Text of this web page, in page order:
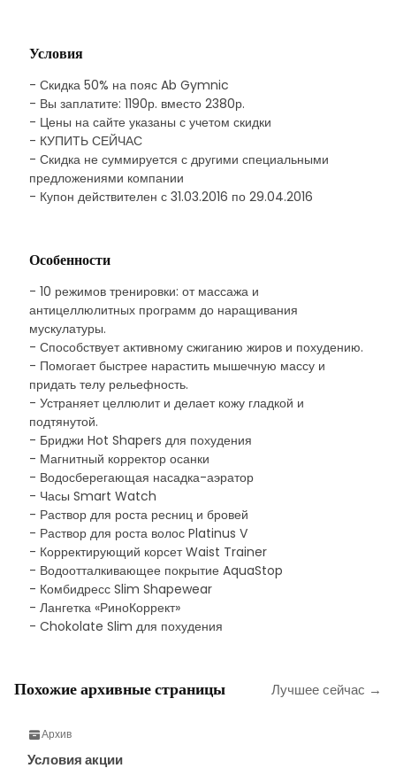
Условия
- Скидка 50% на пояс Ab Gymnic
- Вы заплатите: 1190р. вместо 2380р.
- Цены на сайте указаны с учетом скидки
- КУПИТЬ СЕЙЧАС
- Скидка не суммируется с другими специальными
предложениями компании
- Купон действителен с 31.03.2016 по 29.04.2016
Особенности
- 10 режимов тренировки: от массажа и
антицеллюлитных программ до наращивания
мускулатуры.
- Способствует активному сжиганию жиров и похудению.
- Помогает быстрее нарастить мышечную массу и
придать телу рельефность.
- Устраняет целлюлит и делает кожу гладкой и
подтянутой.
- Бриджи Hot Shapers для похудения
- Магнитный корректор осанки
- Водосберегающая насадка-аэратор
- Часы Smart Watch
- Раствор для роста ресниц и бровей
- Раствор для роста волос Platinus V
- Корректирующий корсет Waist Trainer
- Водоотталкивающее покрытие AquaStop
- Комбидресс Slim Shapewear
- Лангетка «РиноКоррект»
- Chokolate Slim для похудения
Похожие архивные страницы Лучшее сейчас →
Архив
Условия акции